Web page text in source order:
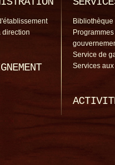
direction
Bibliothèque
Programmes
Service de
Services